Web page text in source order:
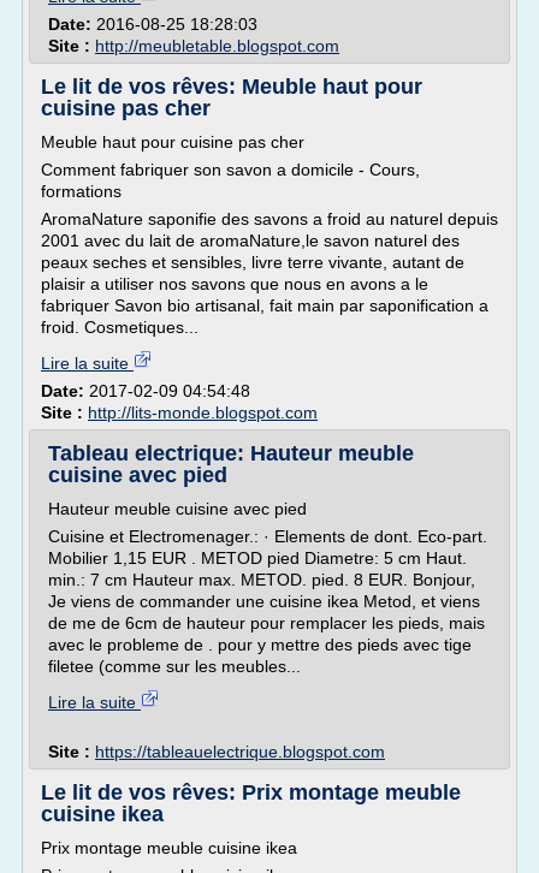
Date: 2016-08-25 18:28:03
Site : http://meubletable.blogspot.com
Le lit de vos rêves: Meuble haut pour
cuisine pas cher
Meuble haut pour cuisine pas cher
Comment fabriquer son savon a domicile - Cours,
formations
AromaNature saponifie des savons a froid au naturel depuis
2001 avec du lait de aromaNature,le savon naturel des
peaux seches et sensibles, livre terre vivante, autant de
plaisir a utiliser nos savons que nous en avons a le
fabriquer Savon bio artisanal, fait main par saponification a
froid. Cosmetiques...
Lire la suite
Date: 2017-02-09 04:54:48
Site : http://lits-monde.blogspot.com
Tableau electrique: Hauteur meuble
cuisine avec pied
Hauteur meuble cuisine avec pied
Cuisine et Electromenager.: · Elements de dont. Eco-part.
Mobilier 1,15 EUR . METOD pied Diametre: 5 cm Haut.
min.: 7 cm Hauteur max. METOD. pied. 8 EUR. Bonjour,
Je viens de commander une cuisine ikea Metod, et viens
de me de 6cm de hauteur pour remplacer les pieds, mais
avec le probleme de . pour y mettre des pieds avec tige
filetee (comme sur les meubles...
Lire la suite
Site : https://tableauelectrique.blogspot.com
Le lit de vos rêves: Prix montage meuble
cuisine ikea
Prix montage meuble cuisine ikea